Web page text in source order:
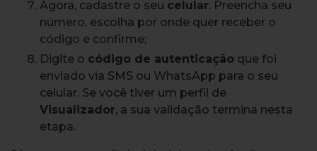
Agora, cadastre o seu celular. Preencha seu
número, escolha por onde quer receber o
código e confirme;
Digite o código de autenticação que foi
enviado via SMS ou WhatsApp para o seu
celular. Se você tiver um perfil de
Visualizador, a sua validação termina nesta
etapa.